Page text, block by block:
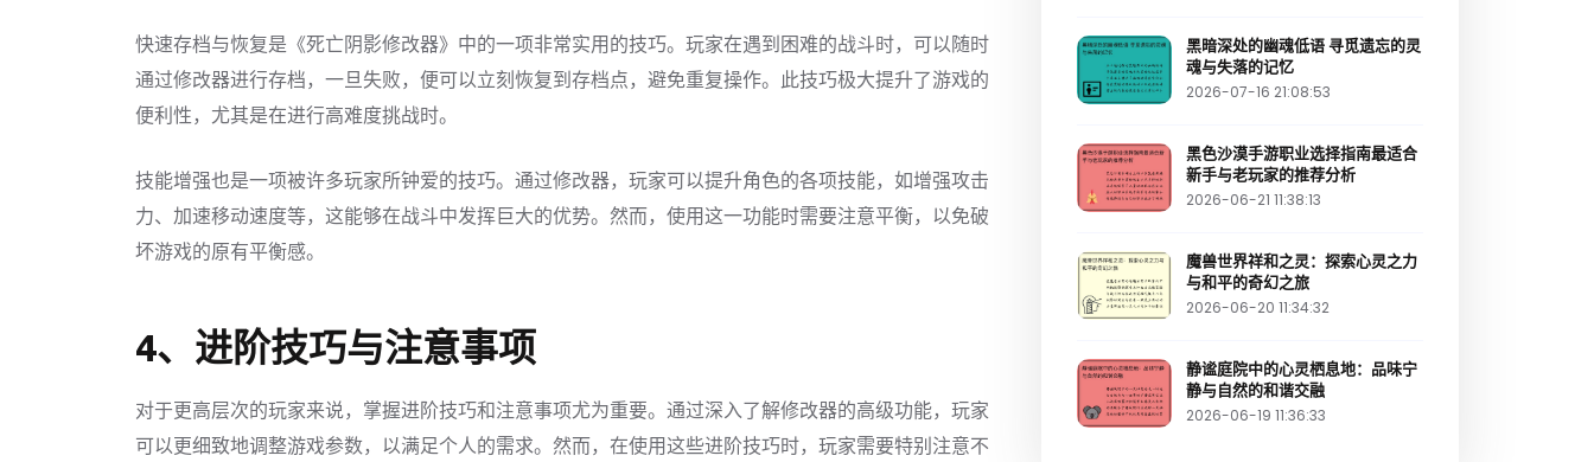
快速存档与恢复是《死亡阴影修改器》中的一项非常实用的技巧。玩家在遇到困难的战斗时，可以随时
通过修改器进行存档，一旦失败，便可以立刻恢复到存档点，避免重复操作。此技巧极大提升了游戏的
便利性，尤其是在进行高难度挑战时。
技能增强也是一项被许多玩家所钟爱的技巧。通过修改器，玩家可以提升角色的各项技能，如增强攻击
力、加速移动速度等，这能够在战斗中发挥巨大的优势。然而，使用这一功能时需要注意平衡，以免破
坏游戏的原有平衡感。
4、进阶技巧与注意事项
对于更高层次的玩家来说，掌握进阶技巧和注意事项尤为重要。通过深入了解修改器的高级功能，玩家
可以更细致地调整游戏参数，以满足个人的需求。然而，在使用这些进阶技巧时，玩家需要特别注意不
黑暗深处的幽魂低语 寻觅遗忘的灵
魂与失落的记忆
2026-07-16 21:08:53
黑色沙漠手游职业选择指南最适合
新手与老玩家的推荐分析
2026-06-21 11:38:13
魔兽世界祥和之灵：探索心灵之力
与和平的奇幻之旅
2026-06-20 11:34:32
静谧庭院中的心灵栖息地：品味宁
静与自然的和谐交融
2026-06-19 11:36:33